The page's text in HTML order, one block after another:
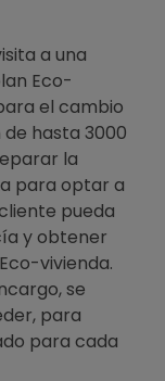
a una
Eco-
el cambio
hasta 3000
la
para optar a
pueda
y obtener
vivienda.
se
para
para cada